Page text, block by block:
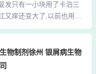
色加深或起色斑。饮食、
也可导致牛皮癣色素斑的
刺激皮肤，影响银屑病防
饮食方面 多喝水：在燥热
，人的新陈代谢加快，大
者需要多喝水，以补充体
水分，维持身体的正常代
发只有一小块用了卡泊三
又痒还变大了,以前也用过
物刺激反应：部分患者可
后局部可能出现红斑、瘙
、脱屑等刺激反应。这表
物制剂徐州 银屑病生物